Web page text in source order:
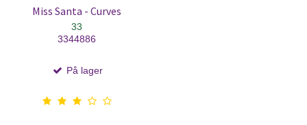
Miss Santa - Curves
33
3344886
På lager